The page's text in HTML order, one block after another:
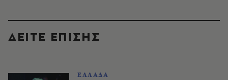
ΔΕΙΤΕ ΕΠΙΣΗΣ
ΕΛΛΑΔΑ